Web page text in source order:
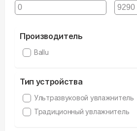
Производитель
Ballu
Тип устройства
Ультразвуковой увлажнитель
Традиционный увлажнитель